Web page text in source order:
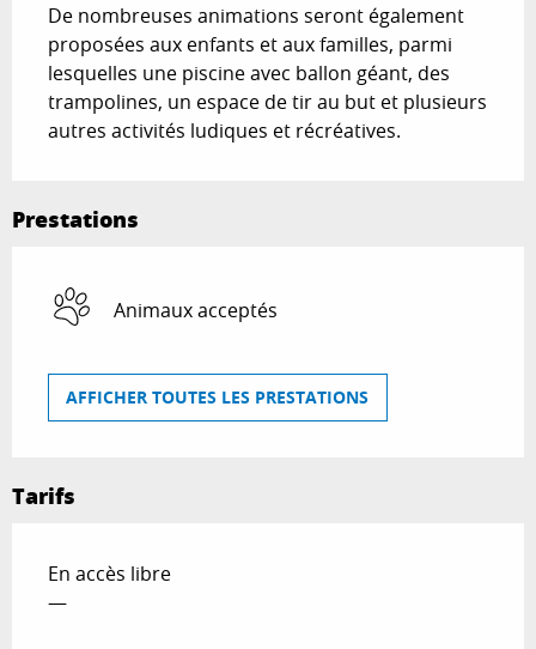
De nombreuses animations seront également
proposées aux enfants et aux familles, parmi
lesquelles une piscine avec ballon géant, des
trampolines, un espace de tir au but et plusieurs
autres activités ludiques et récréatives.
Prestations
Animaux acceptés
AFFICHER TOUTES LES PRESTATIONS
Tarifs
En accès libre
—